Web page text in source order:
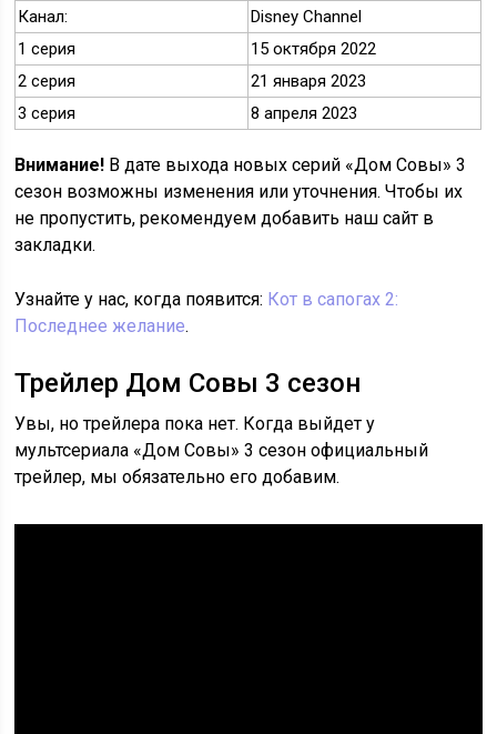
Канал:
Disney Channel
1 серия
15 октября 2022
2 серия
21 января 2023
3 серия
8 апреля 2023
Внимание! В дате выхода новых серий «Дом Совы» 3
сезон возможны изменения или уточнения. Чтобы их
не пропустить, рекомендуем добавить наш сайт в
закладки.
Узнайте у нас, когда появится: Кот в сапогах 2:
Последнее желание.
Трейлер Дом Совы 3 сезон
Увы, но трейлера пока нет. Когда выйдет у
мультсериала «Дом Совы» 3 сезон официальный
трейлер, мы обязательно его добавим.